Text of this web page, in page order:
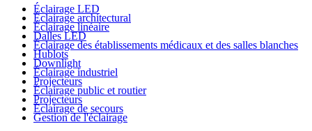
Éclairage LED
Éclairage architectural
Éclairage linéaire
Dalles LED
Éclairage des établissements médicaux et des salles blanches
Hublots
Downlight
Éclairage industriel
Projecteurs
Éclairage public et routier
Projecteurs
Éclairage de secours
Gestion de l'éclairage